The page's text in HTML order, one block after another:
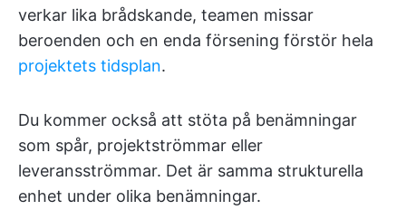
verkar lika brådskande, teamen missar
beroenden och en enda försening förstör hela
projektets tidsplan.
Du kommer också att stöta på benämningar
som spår, projektströmmar eller
leveransströmmar. Det är samma strukturella
enhet under olika benämningar.